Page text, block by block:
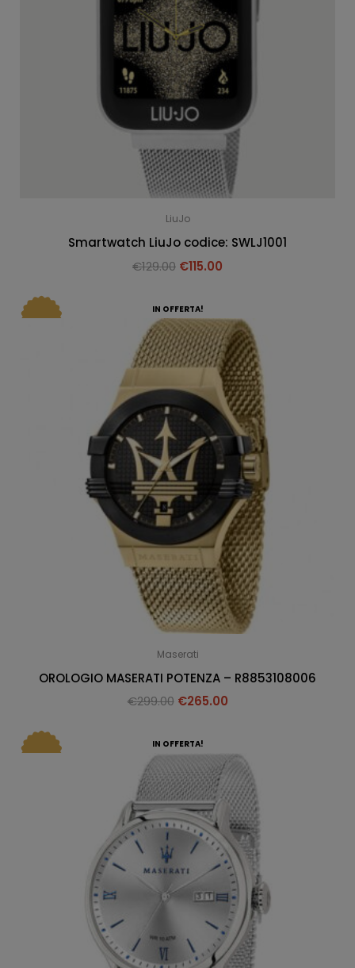
LiuJo
Smartwatch LiuJo codice: SWLJ1001
€129.00 €115.00
IN OFFERTA!
Maserati
OROLOGIO MASERATI POTENZA – R8853108006
€299.00 €265.00
IN OFFERTA!